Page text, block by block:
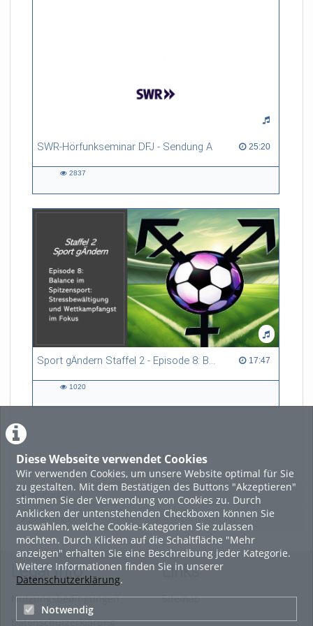
Diese Webseite verwendet Cookies
Wir verwenden Cookies, um unsere Website optimal für Sie
zu gestalten. Mit dem Bestätigen des Buttons "Akzeptieren"
stimmen Sie der Verwendung von Cookies zu. Durch
Anklicken der untenstehenden Checkboxen können Sie
auswählen, welche Cookie-Kategorien Sie zulassen
möchten. Durch Klicken auf die Schaltfläche "Mehr
anzeigen" erhalten Sie eine Beschreibung jeder Kategorie.
Weitere Informationen finden Sie in unserer
Datenschutzerklärung.
Notwendig
SWR-Hörfunkseminar DFJ - Sendung A 25:20
25:20 duration
2837
Sport gÄndern Staffel 2 - Episode 8: Balance im Spitzensport: Stressbewältigung und Wettkampfangst im Fokus 17:47
17:47 duration
1020
LADE MEHR
Featured
Beliebtheit
Legal Info
Nutzungsbedingungen
Datenschutzerklärung
Links
Sitemap